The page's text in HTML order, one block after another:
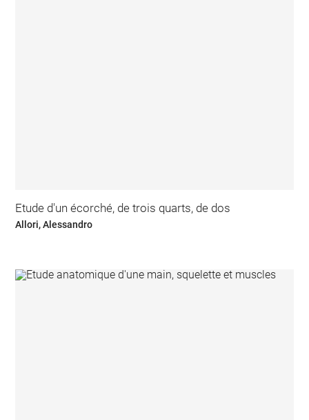
Etude d'un écorché, de trois quarts, de dos
Allori, Alessandro